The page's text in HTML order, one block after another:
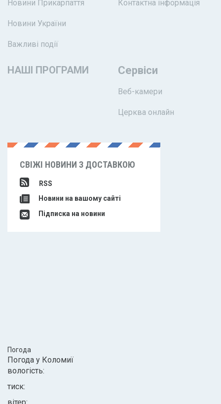
Новини Прикарпаття
Новини України
Важливі події
Контактна інформація
НАШІ ПРОГРАМИ Сервіси
Веб-камери
Церква онлайн
СВІЖІ НОВИНИ З ДОСТАВКОЮ
RSS
Новини на вашому сайті
Підписка на новини
Погода
Погода у Коломиї
вологість:
тиск: